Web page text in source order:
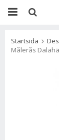
Startsida
Målerås